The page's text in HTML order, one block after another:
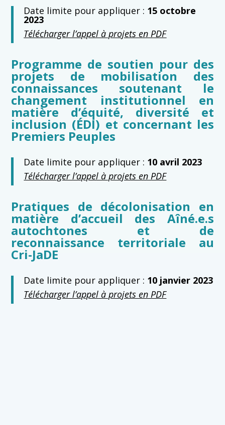
Date limite pour appliquer : 15 octobre
2023
Télécharger l’appel à projets en PDF
Programme de soutien pour des
projets de mobilisation des
connaissances soutenant le
changement institutionnel en
matière d’équité, diversité et
inclusion (ÉDI) et concernant les
Premiers Peuples
Date limite pour appliquer : 10 avril 2023
Télécharger l’appel à projets en PDF
Pratiques de décolonisation en
matière d’accueil des Aîné.e.s
autochtones et de
reconnaissance territoriale au
Cri-JaDE
Date limite pour appliquer : 10 janvier 2023
Télécharger l’appel à projets en PDF